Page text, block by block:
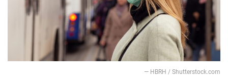
— HBRH / Shutterstock.com